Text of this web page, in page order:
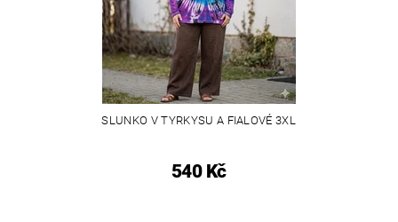
SLUNKO V TYRKYSU A FIALOVÉ 3XL
540 Kč